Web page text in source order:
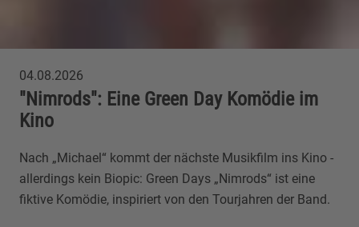
04.08.2026
"Nimrods": Eine Green Day Komödie im
Kino
Nach „Michael“ kommt der nächste Musikfilm ins Kino -
allerdings kein Biopic: Green Days „Nimrods“ ist eine
fiktive Komödie, inspiriert von den Tourjahren der Band.